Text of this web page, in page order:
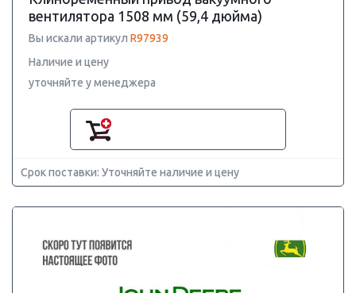
вентилятора 1508 мм (59,4 дюйма)
Вы искали артикул R97939
Наличие и цену
уточняйте у менеджера
Срок поставки: Уточняйте наличие и цену